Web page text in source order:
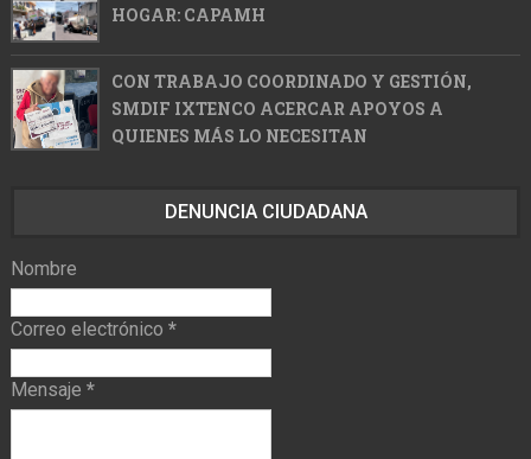
HOGAR: CAPAMH
CON TRABAJO COORDINADO Y GESTIÓN,
SMDIF IXTENCO ACERCAR APOYOS A
QUIENES MÁS LO NECESITAN
DENUNCIA CIUDADANA
Nombre
Correo electrónico *
Mensaje *